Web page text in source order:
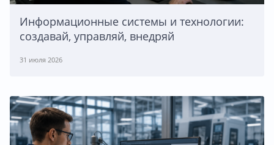
Информационные системы и технологии:
создавай, управляй, внедряй
31 июля 2026